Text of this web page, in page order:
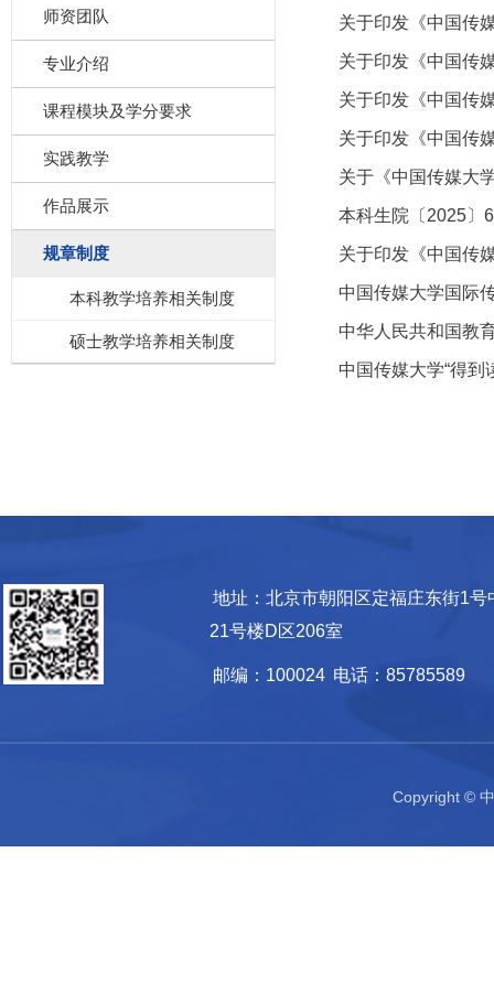
师资团队
专业介绍
课程模块及学分要求
实践教学
作品展示
规章制度
本科教学培养相关制度
硕士教学培养相关制度
关于印发《中国传
关于印发《中国传
关于印发《中国传
关于印发《中国传
关于《中国传媒大
本科生院〔2025〕
关于印发《中国传
中国传媒大学国际
中华人民共和国教
中国传媒大学“得
地址：北京市朝阳区定福庄东街1号
21号楼D区206室
邮编：100024 电话：85785589
Copyright ©